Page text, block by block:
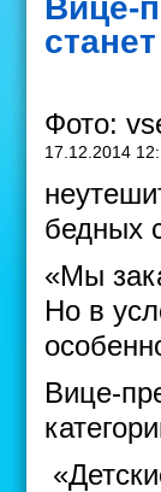
Вице-
Фото:
17.12.2014
бедных
«Мы
Но в
Вице-